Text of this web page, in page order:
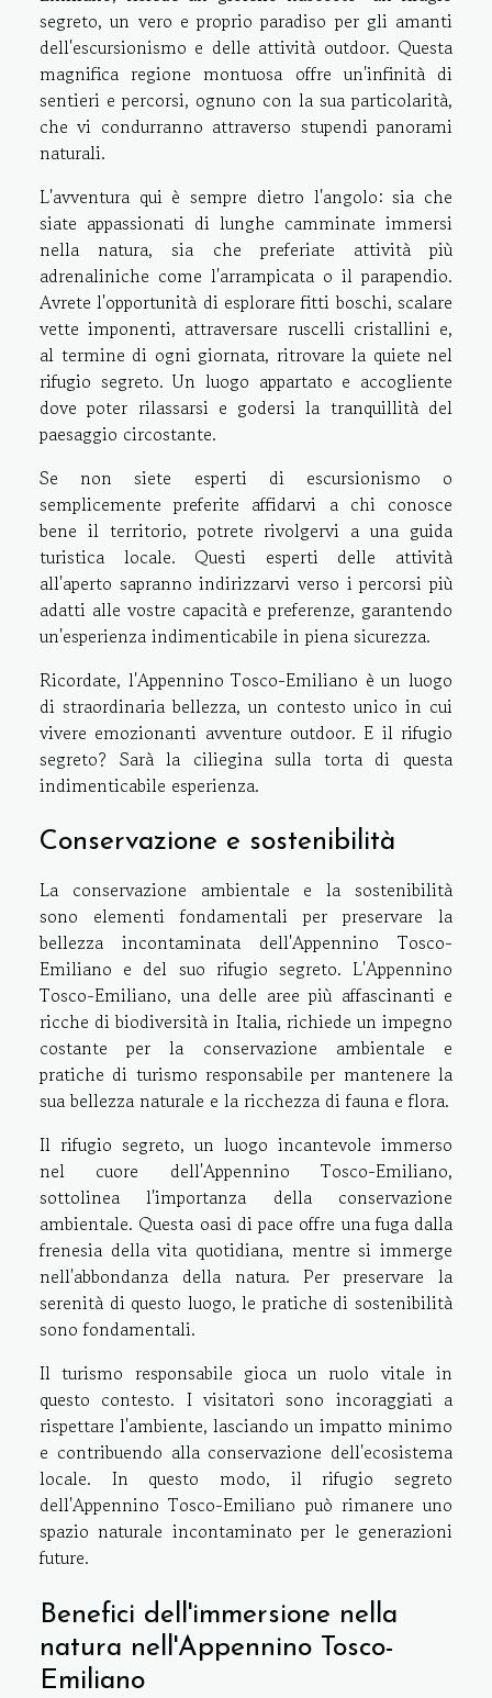
segreto, un vero e proprio paradiso per gli amanti
dell'escursionismo e delle attività outdoor. Questa
magnifica regione montuosa offre un'infinità di
sentieri e percorsi, ognuno con la sua particolarità,
che vi condurranno attraverso stupendi panorami
naturali.
L'avventura qui è sempre dietro l'angolo: sia che
siate appassionati di lunghe camminate immersi
nella natura, sia che preferiate attività più
adrenaliniche come l'arrampicata o il parapendio.
Avrete l'opportunità di esplorare fitti boschi, scalare
vette imponenti, attraversare ruscelli cristallini e,
al termine di ogni giornata, ritrovare la quiete nel
rifugio segreto. Un luogo appartato e accogliente
dove poter rilassarsi e godersi la tranquillità del
paesaggio circostante.
Se non siete esperti di escursionismo o
semplicemente preferite affidarvi a chi conosce
bene il territorio, potrete rivolgervi a una guida
turistica locale. Questi esperti delle attività
all'aperto sapranno indirizzarvi verso i percorsi più
adatti alle vostre capacità e preferenze, garantendo
un'esperienza indimenticabile in piena sicurezza.
Ricordate, l'Appennino Tosco-Emiliano è un luogo
di straordinaria bellezza, un contesto unico in cui
vivere emozionanti avventure outdoor. E il rifugio
segreto? Sarà la ciliegina sulla torta di questa
indimenticabile esperienza.
Conservazione e sostenibilità
La conservazione ambientale e la sostenibilità
sono elementi fondamentali per preservare la
bellezza incontaminata dell'Appennino Tosco-
Emiliano e del suo rifugio segreto. L'Appennino
Tosco-Emiliano, una delle aree più affascinanti e
ricche di biodiversità in Italia, richiede un impegno
costante per la conservazione ambientale e
pratiche di turismo responsabile per mantenere la
sua bellezza naturale e la ricchezza di fauna e flora.
Il rifugio segreto, un luogo incantevole immerso
nel cuore dell'Appennino Tosco-Emiliano,
sottolinea l'importanza della conservazione
ambientale. Questa oasi di pace offre una fuga dalla
frenesia della vita quotidiana, mentre si immerge
nell'abbondanza della natura. Per preservare la
serenità di questo luogo, le pratiche di sostenibilità
sono fondamentali.
Il turismo responsabile gioca un ruolo vitale in
questo contesto. I visitatori sono incoraggiati a
rispettare l'ambiente, lasciando un impatto minimo
e contribuendo alla conservazione dell'ecosistema
locale. In questo modo, il rifugio segreto
dell'Appennino Tosco-Emiliano può rimanere uno
spazio naturale incontaminato per le generazioni
future.
Benefici dell'immersione nella
natura nell'Appennino Tosco-
Emiliano